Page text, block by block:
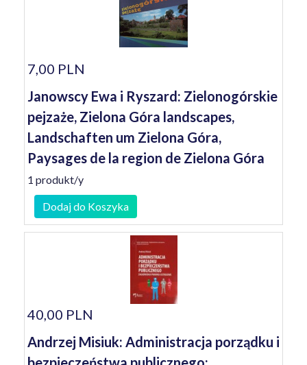
7,00 PLN
Janowscy Ewa i Ryszard: Zielonogórskie
pejzaże, Zielona Góra landscapes,
Landschaften um Zielona Góra,
Paysages de la region de Zielona Góra
1 produkt/y
Dodaj do Koszyka
40,00 PLN
Andrzej Misiuk: Administracja porządku i